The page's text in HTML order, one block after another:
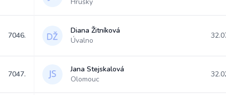
7046.
Diana Žitníková
Úvalno
7047.
Jana Stejskalová
Olomouc